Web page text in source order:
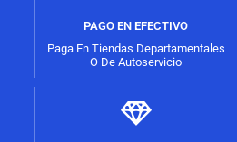
PAGO EN EFECTIVO
Paga En Tiendas Departamentales
O De Autoservicio